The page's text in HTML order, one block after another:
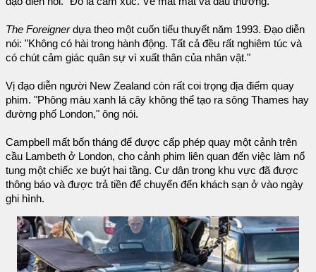
The Foreignerdựa theo một cuốn tiểu thuyết năm 1993. Đạo diễn
nói: "Không có hài trong hành động. Tất cả đều rất nghiêm túc và
có chút cảm giác quân sự vì xuất thân của nhân vật."
Vị đạo diễn người New Zealand còn rất coi trọng địa điểm quay
phim. "Phông màu xanh lá cây không thể tạo ra sông Thames hay
đường phố London," ông nói.
Campbell mất bốn tháng để được cấp phép quay một cảnh trên
cầu Lambeth ở London, cho cảnh phim liên quan đến việc làm nổ
tung một chiếc xe buýt hai tầng. Cư dân trong khu vực đã được
thông báo và được trả tiền để chuyển đến khách sạn ở vào ngày
ghi hình.